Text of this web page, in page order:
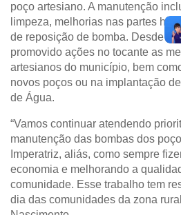
poço artesiano. A manutenção
limpeza, melhorias nas partes
de reposição de bomba. Desde o
promovido ações no tocante as
artesianos do município, bem
novos poços ou na implantação
de Água.
“Vamos continuar atendendo
manutenção das bombas dos
Imperatriz, aliás, como sempre
economia e melhorando a
comunidade. Esse trabalho tem
dia das comunidades da zona